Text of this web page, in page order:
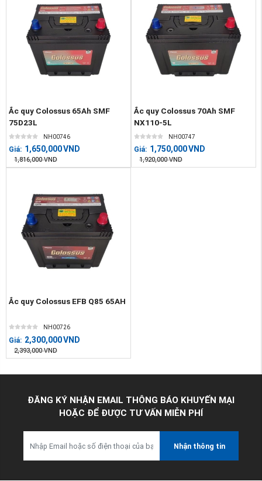
Ắc quy Colossus 65Ah SMF
75D23L
NH00746
Giá: 1,650,000VND
1,816,000 VND
Ắc quy Colossus 70Ah SMF
NX110-5L
NH00747
Giá: 1,750,000VND
1,920,000 VND
Ắc quy Colossus EFB Q85 65AH
NH00726
Giá: 2,300,000VND
2,393,000 VND
ĐĂNG KÝ NHẬN EMAIL THÔNG BÁO KHUYẾN MẠI
HOẶC ĐỂ ĐƯỢC TƯ VẤN MIỄN PHÍ
Nhận thông tin